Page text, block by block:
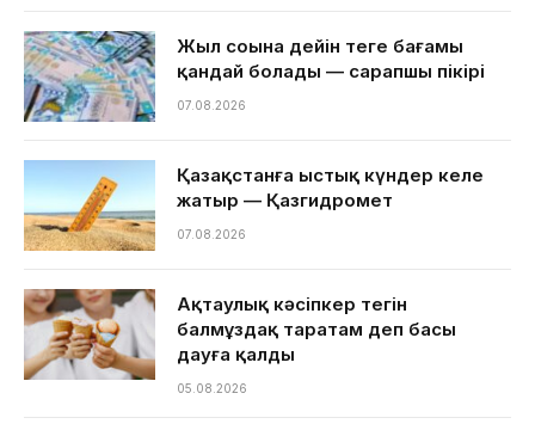
Жыл соңына дейін теңге бағамы
қандай болады — сарапшы пікірі
07.08.2026
Қазақстанға ыстық күндер келе
жатыр — Қазгидромет
07.08.2026
Ақтаулық кәсіпкер тегін
балмұздақ таратам деп басы
дауға қалды
05.08.2026